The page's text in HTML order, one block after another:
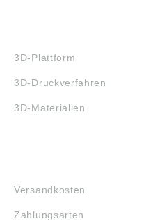
3D-Plattform
3D-Druckverfahren
3D-Materialien
Versandkosten
Zahlungsarten